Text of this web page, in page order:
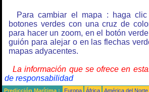
Para cambiar el mapa : haga
botones verdes con una cruz de
para hacer un zoom, en el botón
guión para alejar o en las flechas
mapas adyacentes.
La información que se ofrece en
de responsabilidad
Predicción Marítima : Europa África América del Norte